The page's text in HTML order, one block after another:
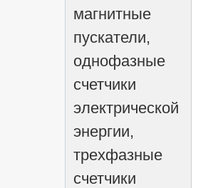
магнитные
пускатели,
однофазные
счетчики
электрической
энергии,
трехфазные
счетчики